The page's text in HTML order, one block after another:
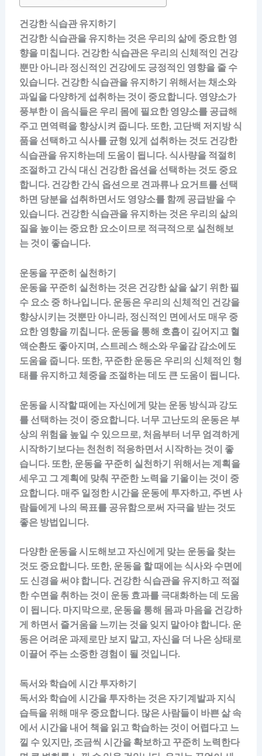
건강한 식습관 유지하기
건강한 식습관을 유지하는 것은 우리의 삶에 중요한 영
향을 미칩니다. 건강한 식습관은 우리의 신체적인 건강
뿐만 아니라 정신적인 건강에도 긍정적인 영향을 줄 수
있습니다. 건강한 식습관을 유지하기 위해서는 채소와
과일을 다양하게 섭취하는 것이 중요합니다. 영양소가
풍부한 이 음식들은 우리 몸에 필요한 영양소를 공급해
주고 면역력을 향상시켜 줍니다. 또한, 고단백 저지방 식
품을 선택하고 식사를 균형 있게 섭취하는 것도 건강한
식습관을 유지하는데 도움이 됩니다. 식사량을 적절히
조절하고 간식 대신 건강한 옵션을 선택하는 것도 중요
합니다. 건강한 간식 옵션으로 견과류나 요거트를 선택
하면 당분을 섭취하면서도 영양소를 함께 공급받을 수
있습니다. 건강한 식습관을 유지하는 것은 우리의 삶의
질을 높이는 중요한 요소이므로 적극적으로 실천해보
는 것이 좋습니다.
운동을 꾸준히 실천하기
운동을 꾸준히 실천하는 것은 건강한 삶을 살기 위한 필
수 요소 중 하나입니다. 운동은 우리의 신체적인 건강을
향상시키는 것뿐만 아니라, 정신적인 면에서도 매우 중
요한 영향을 끼칩니다. 운동을 통해 호흡이 깊어지고 혈
액순환도 좋아지며, 스트레스 해소와 우울감 감소에도
도움을 줍니다. 또한, 꾸준한 운동은 우리의 신체적인 형
태를 유지하고 체중을 조절하는 데도 큰 도움이 됩니다.
운동을 시작할 때에는 자신에게 맞는 운동 방식과 강도
를 선택하는 것이 중요합니다. 너무 고난도의 운동은 부
상의 위험을 높일 수 있으므로, 처음부터 너무 엄격하게
시작하기보다는 천천히 적응하면서 시작하는 것이 좋
습니다. 또한, 운동을 꾸준히 실천하기 위해서는 계획을
세우고 그 계획에 맞춰 꾸준한 노력을 기울이는 것이 중
요합니다. 매주 일정한 시간을 운동에 투자하고, 주변 사
람들에게 나의 목표를 공유함으로써 자극을 받는 것도
좋은 방법입니다.
다양한 운동을 시도해보고 자신에게 맞는 운동을 찾는
것도 중요합니다. 또한, 운동을 할 때에는 식사와 수면에
도 신경을 써야 합니다. 건강한 식습관을 유지하고 적절
한 수면을 취하는 것이 운동 효과를 극대화하는 데 도움
이 됩니다. 마지막으로, 운동을 통해 몸과 마음을 건강하
게 하면서 즐거움을 느끼는 것을 잊지 말아야 합니다. 운
동은 어려운 과제로만 보지 말고, 자신을 더 나은 상태로
이끌어 주는 소중한 경험이 될 것입니다.
독서와 학습에 시간 투자하기
독서와 학습에 시간을 투자하는 것은 자기계발과 지식
습득을 위해 매우 중요합니다. 많은 사람들이 바쁜 삶 속
에서 시간을 내어 책을 읽고 학습하는 것이 어렵다고 느
낄 수 있지만, 조금씩 시간을 확보하고 꾸준히 노력한다